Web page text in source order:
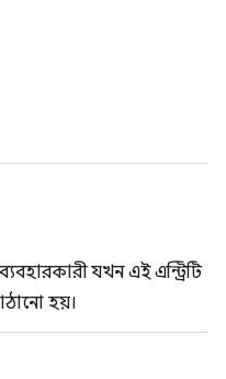
যখন এই এন্ট্রিটি
হয়।